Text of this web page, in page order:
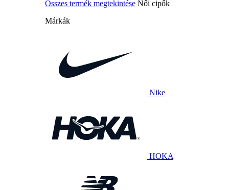
Összes termék megtekintése Női cipők
Márkák
Nike
HOKA